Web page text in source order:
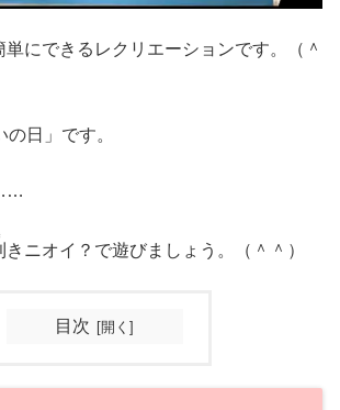
にできるレクリエーションです。（＾
日」です。
きニオイ？で遊びましょう。（＾＾）
目次